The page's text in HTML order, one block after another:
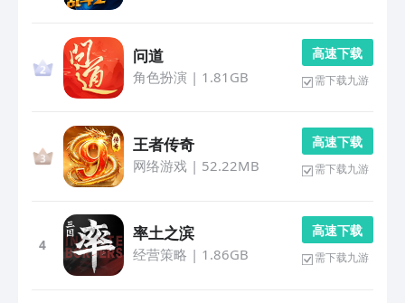
问道
角色扮演 | 1.81GB
高 速 下 载
需下载九游
王者传奇
网络游戏| 52.22MB
高 速 下 载
需下载九游
4
率土之滨
经营策略 | 1.86GB
高 速 下 载
需下载九游